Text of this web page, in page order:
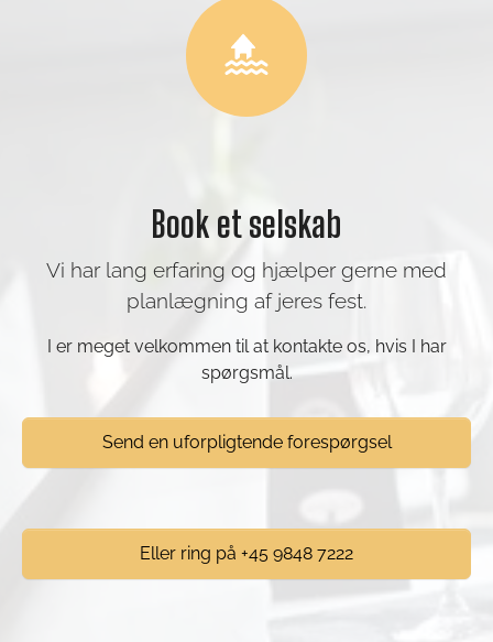
Book et selskab
Vi har lang erfaring og hjælper gerne med
planlægning af jeres fest.
I er meget velkommen til at kontakte os, hvis I har
spørgsmål.
Send en uforpligtende forespørgsel
Eller ring på +45 9848 7222